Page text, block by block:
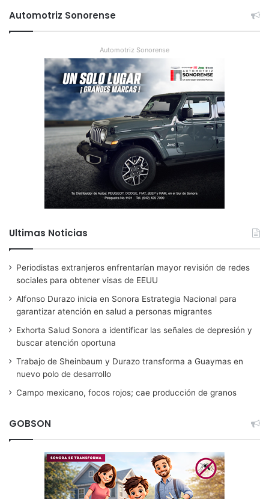
Automotriz Sonorense
Automotriz Sonorense
Ultimas Noticias
Periodistas extranjeros enfrentarían mayor revisión de redes
sociales para obtener visas de EEUU
Alfonso Durazo inicia en Sonora Estrategia Nacional para
garantizar atención en salud a personas migrantes
Exhorta Salud Sonora a identificar las señales de depresión y
buscar atención oportuna
Trabajo de Sheinbaum y Durazo transforma a Guaymas en
nuevo polo de desarrollo
Campo mexicano, focos rojos; cae producción de granos
GOBSON